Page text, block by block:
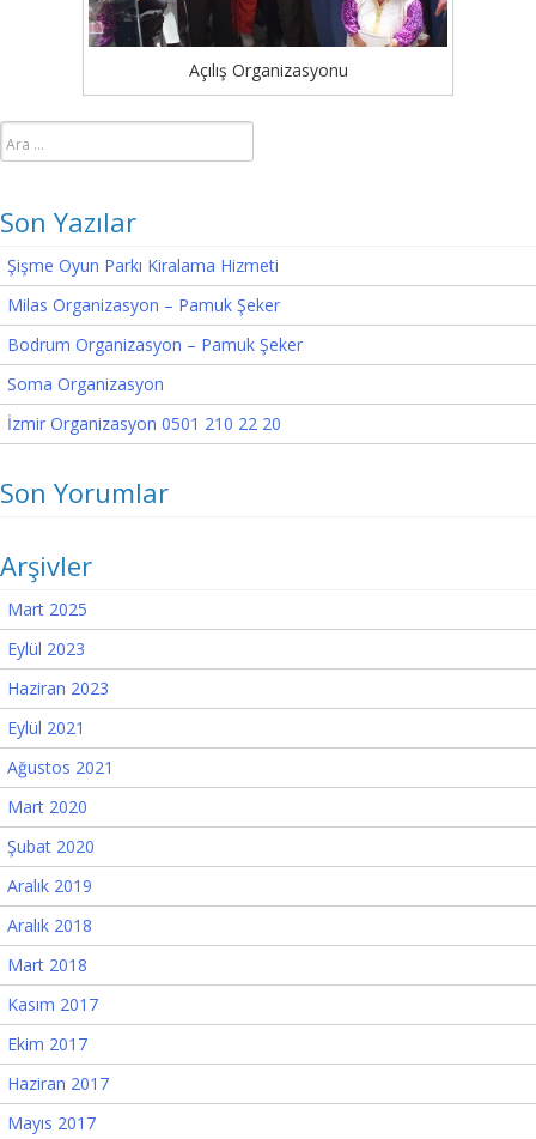
Açılış Organizasyonu
Son Yazılar
Şişme Oyun Parkı Kiralama Hizmeti
Milas Organizasyon – Pamuk Şeker
Bodrum Organizasyon – Pamuk Şeker
Soma Organizasyon
İzmir Organizasyon 0501 210 22 20
Son Yorumlar
Arşivler
Mart 2025
Eylül 2023
Haziran 2023
Eylül 2021
Ağustos 2021
Mart 2020
Şubat 2020
Aralık 2019
Aralık 2018
Mart 2018
Kasım 2017
Ekim 2017
Haziran 2017
Mayıs 2017